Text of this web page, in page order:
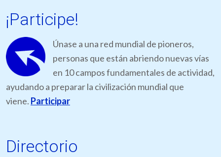
¡Participe!
Únase a una red mundial de pioneros,
personas que están abriendo nuevas vías
en 10 campos fundamentales de actividad,
ayudando a preparar la civilización mundial que
viene. Participar
Directorio